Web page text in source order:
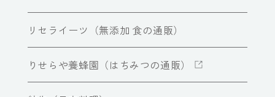
リセライーツ（無添加 食の通販）
りせらや養蜂園（はちみつの通販）